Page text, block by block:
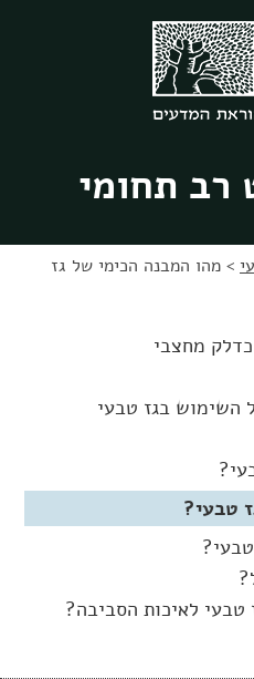
רב תחומי
> מהו המבנה הכימי של גז
השימוש בגז טבעי
טבעי?
לאיכות הסביבה?